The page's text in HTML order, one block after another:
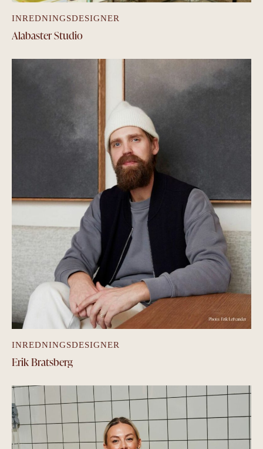
INREDNINGSDESIGNER
Alabaster Studio
INREDNINGSDESIGNER
Erik Bratsberg